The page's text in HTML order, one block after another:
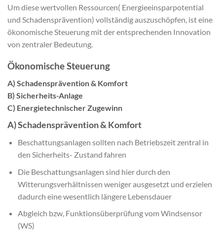
Um diese wertvollen Ressourcen( Energieeinsparpotential
und Schadensprävention) vollständig auszuschöpfen, ist eine
ökonomische Steuerung mit der entsprechenden Innovation
von zentraler Bedeutung.
Ökonomische Steuerung
A) Schadensprävention & Komfort
B) Sicherheits-Anlage
C) Energietechnischer Zugewinn
A) Schadensprävention & Komfort
Beschattungsanlagen sollten nach Betriebszeit zentral in
den Sicherheits- Zustand fahren
Die Beschattungsanlagen sind hier durch den
Witterungsverhältnissen weniger ausgesetzt und erzielen
dadurch eine wesentlich längere Lebensdauer
Abgleich bzw, Funktionsüberprüfung vom Windsensor
(WS)